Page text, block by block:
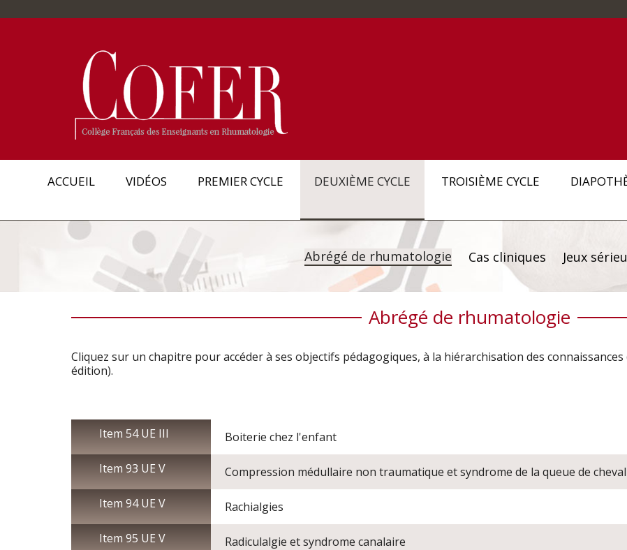
ACCUEIL VIDÉOS PREMIER CYCLE DEUXIÈME CYCLE TROISIÈME CYCLE
Abrégé de rhumatologie Cas cliniques Jeux
Abrégé de rhumatologie
Cliquez sur un chapitre pour accéder à ses objectifs pédagogiques, à la hiérarchisation des connaissances
édition).
Item 54 UE III
Boiterie chez l'enfant
Item 93 UE V Compression médullaire non traumatique et syndrome de la queue de cheval
Item 94 UE V Rachialgies
Item 95 UE V Radiculalgie et syndrome canalaire